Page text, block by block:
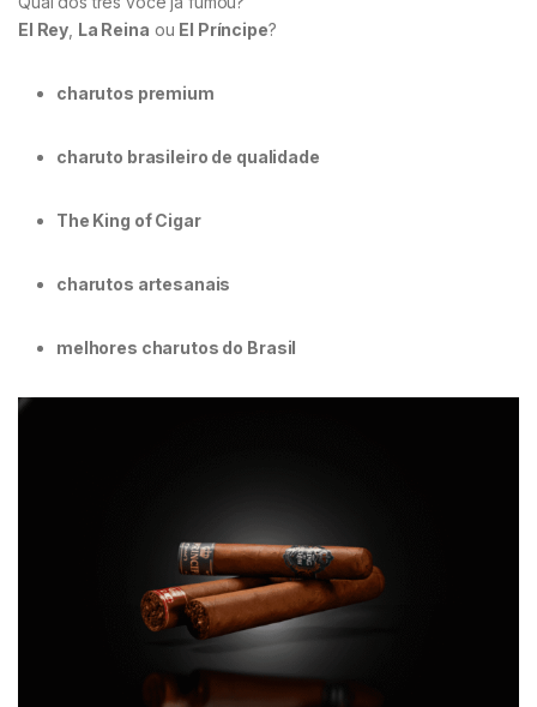
El Rey, La Reina ou El Príncipe?
charutos premium
charuto brasileiro de qualidade
The King of Cigar
charutos artesanais
melhores charutos do Brasil